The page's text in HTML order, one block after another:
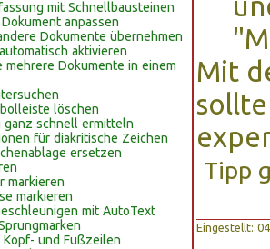
mit Schnellbausteinen
anpassen
Dokumente übernehmen
aktivieren
mehrere Dokumente in einem
löschen
ganz schnell ermitteln
für diakritische Zeichen
ersetzen
markieren
markieren
mit AutoText
und Fußzeilen
Mit
Tipp
Eingestellt: